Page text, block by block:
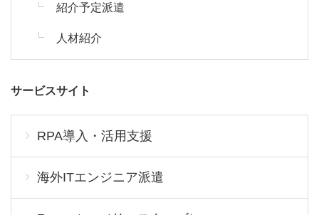
紹介予定派遣
人材紹介
サービスサイト
RPA導入・活用支援
海外ITエンジニア派遣